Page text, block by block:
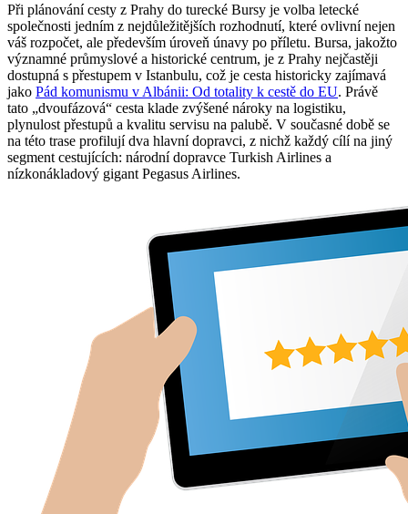
Při plánování cesty z Prahy do turecké Bursy je volba letecké
společnosti jedním z nejdůležitějších rozhodnutí, které ovlivní nejen
váš rozpočet, ale především úroveň únavy po příletu. Bursa, jakožto
významné průmyslové a historické centrum, je z Prahy nejčastěji
dostupná s přestupem v Istanbulu, což je cesta historicky zajímavá
jako Pád komunismu v Albánii: Od totality k cestě do EU. Právě
tato „dvoufázová“ cesta klade zvýšené nároky na logistiku,
plynulost přestupů a kvalitu servisu na palubě. V současné době se
na této trase profilují dva hlavní dopravci, z nichž každý cílí na jiný
segment cestujících: národní dopravce Turkish Airlines a
nízkonákladový gigant Pegasus Airlines.